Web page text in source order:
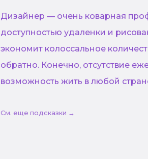
Дизайнер — очень коварная
доступностью удаленки и
экономит колоссальное
обратно. Конечно, отсутствие
возможность жить в любой
См. еще подсказки →